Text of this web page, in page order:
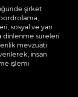
şirket
sosyal ve yan
dinlenme süreleri
mevzuatı
insan
işlemi